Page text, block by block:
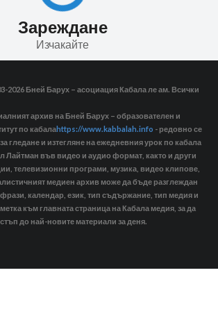
Зареждане
Изчакайте
2026 Бней Барух – асоциация Кабала ле ам. Всички
архив на Бней Барух – образователен и
по кабалаhttps://www.kabbalah.info - редовно се
гледане и изтегляне на ежедневния урок по кабала
Лайтман във видео и аудио формат, както и други
телевизионни програми, музика, видео клипове,
медиен архив може да бъде разглеждан
календар, език, тип съдържание, тип медия и
към главната страница на Кабала медия, за да
до най-новите материали за деня.